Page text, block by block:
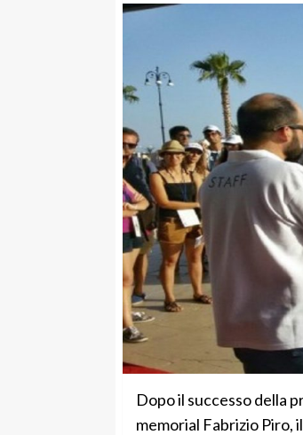
Dopo il successo della
memorial Fabrizio Piro,